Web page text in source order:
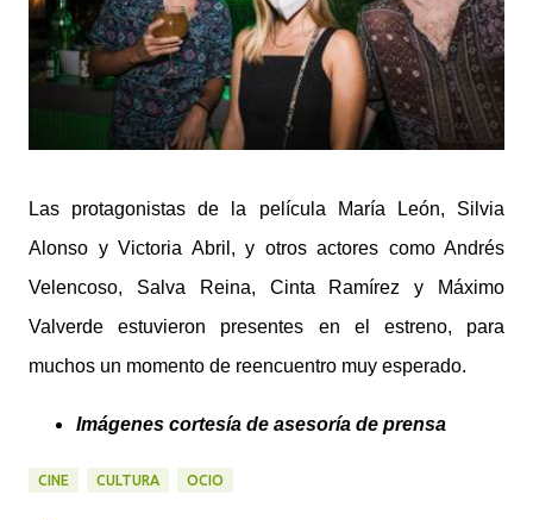
Las protagonistas de la película María León, Silvia
Alonso y Victoria Abril, y otros actores como Andrés
Velencoso, Salva Reina, Cinta Ramírez y Máximo
Valverde estuvieron presentes en el estreno, para
muchos un momento de reencuentro muy esperado.
Imágenes cortesía de asesoría de prensa
CINE CULTURA OCIO